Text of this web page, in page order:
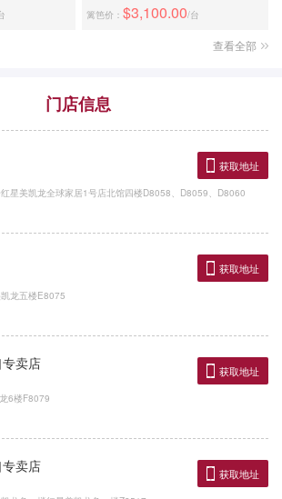
篱笆价： $3,100.00/台
查看全部
门店信息
星美凯龙全球家居1号店北馆四楼D8058、D8059、D8060
获取地址
龙五楼E8075
获取地址
卖店
6楼F8079
获取地址
卖店 获取地址